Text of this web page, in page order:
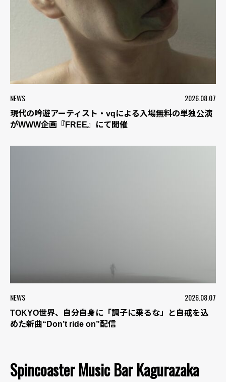
NEWS 2026.08.07
現代の吟遊アーティスト・vqによる入場無料の単独公演
がWWW企画『FREE』にて開催
NEWS 2026.08.07
TOKYO世界、自分自身に「調子に乗るな」と自戒を込
めた新曲“Don’t ride on”配信
Spincoaster Music Bar Kagurazaka